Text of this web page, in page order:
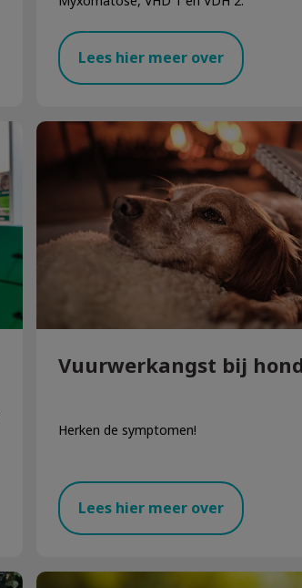
Lees hier meer over
Vuurwerkangst bij hond of kat
Vuurwerkangst bij
Herken de symptomen!
Lees hier meer over
Najaarskriebels